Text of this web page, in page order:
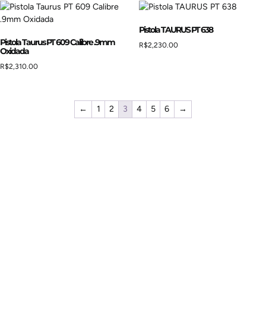
Pistola Taurus PT 609 Calibre .9mm
Oxidada
R$2,310.00
Pistola TAURUS PT 638
R$2,230.00
← 1 2 3 4 5 6 →